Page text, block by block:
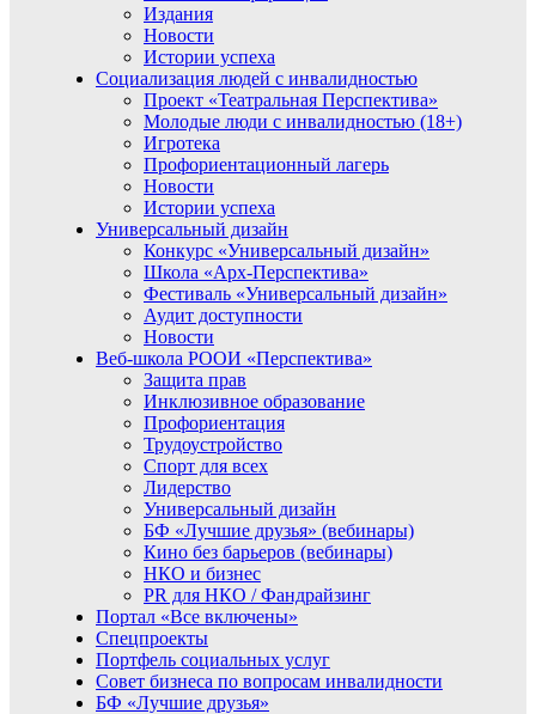
Издания
Новости
Истории успеха
Социализация людей с инвалидностью
Проект «Театральная Перспектива»
Молодые люди с инвалидностью (18+)
Игротека
Профориентационный лагерь
Новости
Истории успеха
Универсальный дизайн
Конкурс «Универсальный дизайн»
Школа «Арх-Перспектива»
Фестиваль «Универсальный дизайн»
Аудит доступности
Новости
Веб-школа РООИ «Перспектива»
Защита прав
Инклюзивное образование
Профориентация
Трудоустройство
Спорт для всех
Лидерство
Универсальный дизайн
БФ «Лучшие друзья» (вебинары)
Кино без барьеров (вебинары)
НКО и бизнес
PR для НКО / Фандрайзинг
Портал «Все включены»
Спецпроекты
Портфель социальных услуг
Совет бизнеса по вопросам инвалидности
БФ «Лучшие друзья»